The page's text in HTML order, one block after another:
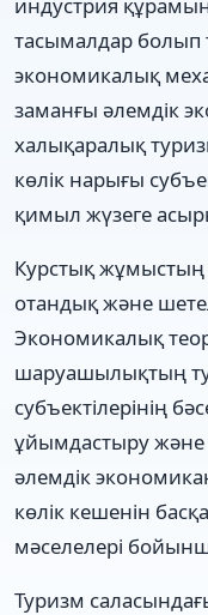
тасымалдар болып
экономикалық
заманғы әлемдік
халықаралық
көлік нарығы
қимыл жүзеге
Курстық жұмыстың
отандық және
Экономикалық
шаруашылықтың
субъектілерінің
ұйымдастыру және
әлемдік
көлік кешенін
мәселелері
Туризм